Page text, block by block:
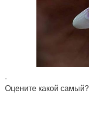
.
Оцените какой самый?